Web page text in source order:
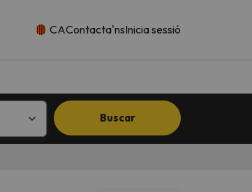
CAContacta'nsInicia sessió
Buscar